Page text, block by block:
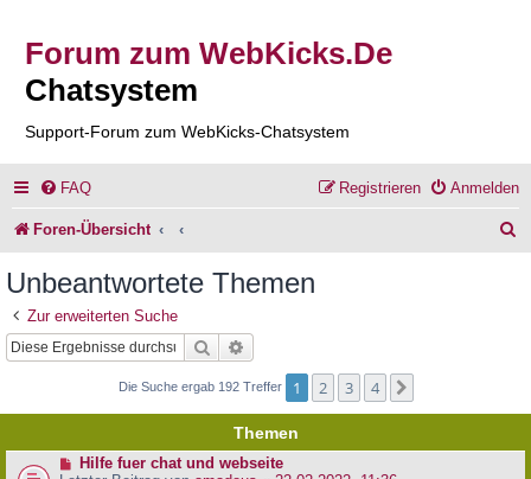
Forum zum WebKicks.De
Chatsystem
Support-Forum zum WebKicks-Chatsystem
FAQ Anmelden
Registrieren
Foren-Übersicht
Unbeantwortete Themen
Zur erweiterten Suche
Suche
Die Suche ergab 192 Treffer 1 2 3 4
Themen
NHilfe fuer chat und webseite